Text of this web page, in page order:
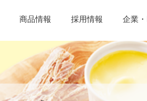
商品情報 採用情報 企業